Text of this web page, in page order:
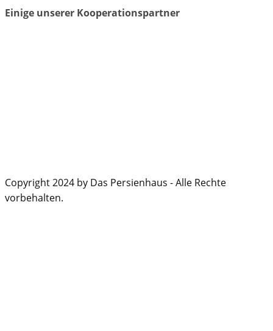
Einige unserer Kooperationspartner
Copyright 2024 by Das Persienhaus - Alle Rechte
vorbehalten.